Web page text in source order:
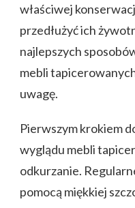
właściwej
przedłużyć ich
najlepszych
mebli
uwagę.
Pierwszym krokiem
wyglądu mebli
odkurzanie.
pomocą miękkiej